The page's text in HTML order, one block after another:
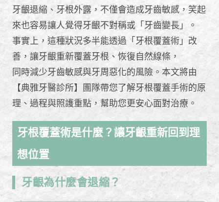
牙齦退縮、牙根外露，不僅會造成牙齒敏感，笑起
來也容易讓人覺得牙齦不對稱或「牙齒變長」。
事實上，這種狀況多半能透過「牙根覆蓋術」改
善，讓牙齦重新覆蓋牙根、恢復自然線條，
同時減少牙齒敏感與牙周惡化的風險。本文將由
【典雅牙醫診所】團隊帶您了解牙根覆蓋手術的原
理、過程與照護重點，幫助您更安心面對治療。
牙根覆蓋術是什麼？讓牙齦重新回到理
想位置
牙齦為什麼會退縮？